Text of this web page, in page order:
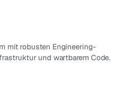
mit robusten Engineering-
und wartbarem Code.